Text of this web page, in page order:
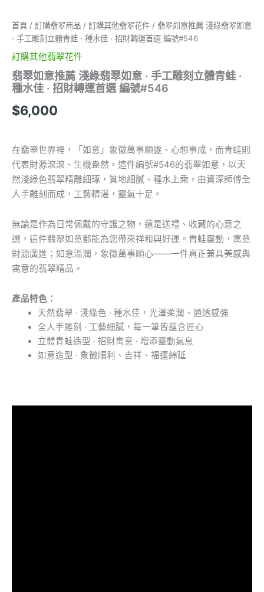
首頁 / 訂購翡翠商品 / 訂購其他翡翠花件 / 翡翠如意推薦 淺綠翡翠如意
· 手工雕刻立體青蛙 · 種水佳 · 招財轉運首選 編號#546
訂購其他翡翠花件
翡翠如意推薦 淺綠翡翠如意 · 手工雕刻立體青蛙 ·
種水佳 · 招財轉運首選 編號#546
$6,000
在翡翠世界裡，「如意」象徵萬事順遂、心想事成，而青蛙則
代表財源滾滾、生機盎然。這件編號#546的翡翠如意，以天
然淺綠色翡翠精雕細琢，質地細膩、種水上乘，由資深師傅全
人手雕刻而成，工藝精湛，靈氣十足。
無論是作為日常佩戴的守護之物，還是送禮、收藏的心意之
選，這件翡翠如意都能為您帶來祥和與好運。青蛙靈動，寓意
財源廣進；如意溫潤，象徵萬事順心——一件真正兼具美感與
寓意的翡翠精品。
產品特色：
天然翡翠 · 淺綠色 · 種水佳，光澤柔潤、通透感強
全人手雕刻 · 工藝細膩，每一筆皆蘊含匠心
立體青蛙造型 · 招財寓意 · 增添靈動氣息
如意造型 · 象徵順利、吉祥、福運綿延
量